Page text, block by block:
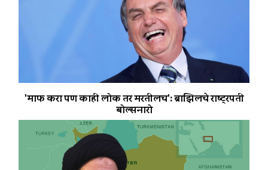
'माफ करा पण काही लोक तर मरतीलच': ब्राझिलचे राष्ट्रपती
बोल्सनारो